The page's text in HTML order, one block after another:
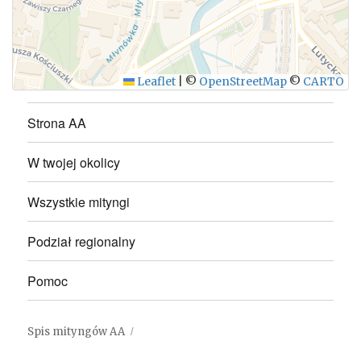
Leaflet © OpenStreetMap © CARTO
Strona AA
W twojej okolicy
Wszystkie mityngi
Podział regionalny
Pomoc
Spis mityngów AA